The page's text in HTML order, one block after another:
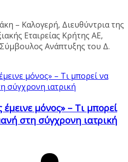
– Καλογερή, Διευθύντρια της
Εταιρείας Κρήτης ΑΕ,
Ανάπτυξης του Δ.
μόνος» – Τι μπορεί
στη σύγχρονη ιατρική